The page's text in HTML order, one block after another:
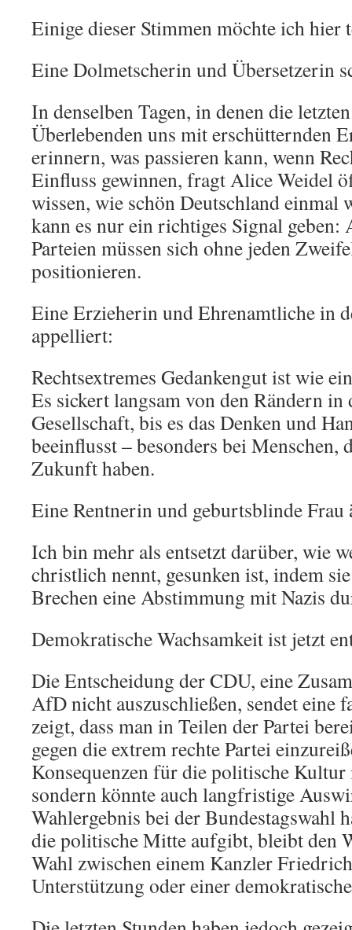
Einige dieser Stimmen möchte ich hier
Eine Dolmetscherin und Übersetzerin
In denselben Tagen, in denen die
Überlebenden uns mit erschütternden
erinnern, was passieren kann, wenn
Einfluss gewinnen, fragt Alice Weidel
wissen, wie schön Deutschland einmal
kann es nur ein richtiges Signal geben:
Parteien müssen sich ohne jeden
positionieren.
Eine Erzieherin und Ehrenamtliche in
appelliert:
Rechtsextremes Gedankengut ist wie
Es sickert langsam von den Rändern
Gesellschaft, bis es das Denken und
beeinflusst – besonders bei Menschen,
Zukunft haben.
Eine Rentnerin und geburtsblinde
Ich bin mehr als entsetzt darüber, wie
christlich nennt, gesunken ist, indem
Brechen eine Abstimmung mit Nazis
Demokratische Wachsamkeit ist jetzt
Die Entscheidung der CDU, eine
AfD nicht auszuschließen, sendet eine
zeigt, dass man in Teilen der Partei
gegen die extrem rechte Partei
Konsequenzen für die politische
sondern könnte auch langfristige
Wahlergebnis bei der Bundestagswahl
die politische Mitte aufgibt, bleibt den
Wahl zwischen einem Kanzler
Unterstützung oder einer